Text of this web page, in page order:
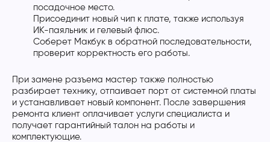
посадочное место.
Присоединит новый чип к плате, также используя
ИК-паяльник и гелевый флюс.
Соберет Макбук в обратной последовательности,
проверит корректность его работы.
При замене разъема мастер также полностью
разбирает технику, отпаивает порт от системной платы
и устанавливает новый компонент. После завершения
ремонта клиент оплачивает услуги специалиста и
получает гарантийный талон на работы и
комплектующие.